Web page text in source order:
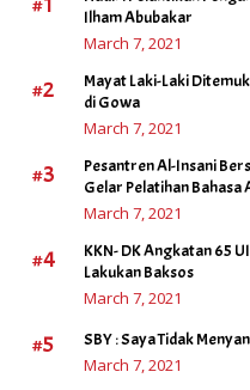
Ilham Abubakar
March 7, 2021
#2
Mayat Laki-Laki
di Gowa
March 7, 2021
#3
Pesantren Al-Insani
Gelar Pelatihan Bahasa
March 7, 2021
#4
KKN- DK Angkatan 65
Lakukan Baksos
March 7, 2021
#5 SBY : Saya Tidak
March 7, 2021